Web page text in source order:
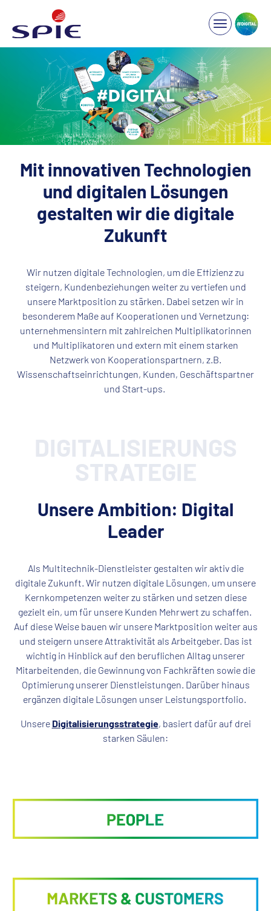
Mit innovativen Technologien
und digitalen Lösungen
gestalten wir die digitale
Zukunft
Wir nutzen digitale Technologien, um die Effizienz zu
steigern, Kundenbeziehungen weiter zu vertiefen und
unsere Marktposition zu stärken. Dabei setzen wir in
besonderem Maße auf Kooperationen und Vernetzung:
unternehmensintern mit zahlreichen Multiplikatorinnen
und Multiplikatoren und extern mit einem starken
Netzwerk von Kooperationspartnern, z.B.
Wissenschaftseinrichtungen, Kunden, Geschäftspartner
und Start-ups.
DIGITALISIERUNGS​
STRATEGIE
Unsere Ambition: Digital
Leader
Als Multitechnik-Dienstleister gestalten wir aktiv die
digitale Zukunft. Wir nutzen digitale Lösungen, um unsere
Kernkompetenzen weiter zu stärken und setzen diese
gezielt ein, um für unsere Kunden Mehrwert zu schaffen.
Auf diese Weise bauen wir unsere Marktposition weiter aus
und steigern unsere Attraktivität als Arbeitgeber. Das ist
wichtig in Hinblick auf den beruflichen Alltag unserer
Mitarbeitenden, die Gewinnung von Fachkräften sowie die
Optimierung unserer Dienstleistungen. Darüber hinaus
ergänzen digitale Lösungen unser Leistungsportfolio.
Unsere Digitalisierungsstrategie, basiert dafür auf drei
starken Säulen: